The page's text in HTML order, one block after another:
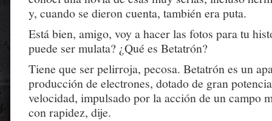
y, cuando se dieron cuenta, también era puta.
Está bien, amigo, voy a hacer las fotos para tu
puede ser mulata? ¿Qué es Betatrón?
Tiene que ser pelirroja, pecosa. Betatrón es un
producción de electrones, dotado de gran
velocidad, impulsado por la acción de un campo
con rapidez, dije.